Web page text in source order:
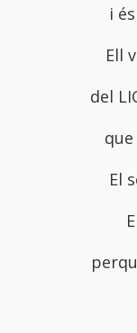
i
Ell
del
El